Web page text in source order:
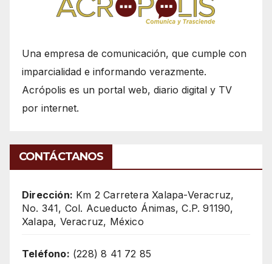
Una empresa de comunicación, que cumple con
imparcialidad e informando verazmente.
Acrópolis es un portal web, diario digital y TV
por internet.
CONTÁCTANOS
Dirección: Km 2 Carretera Xalapa-Veracruz,
No. 341, Col. Acueducto Ánimas, C.P. 91190,
Xalapa, Veracruz, México
Teléfono: (228) 8 41 72 85